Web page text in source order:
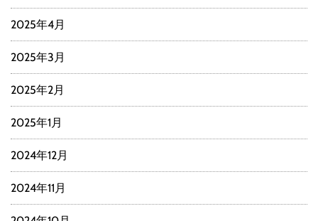
2025年4月
2025年3月
2025年2月
2025年1月
2024年12月
2024年11月